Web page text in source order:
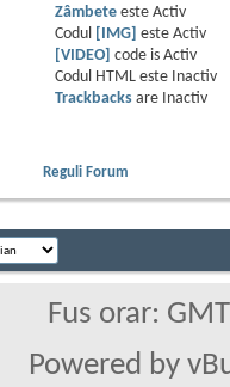
Zâmbeteeste Activ
Codul
[IMG] este Activ
[VIDEO] code is Activ
Codul HTML este
Inactiv
Trackbacksare
Inactiv
Reguli Forum
Fus orar:
Powered by